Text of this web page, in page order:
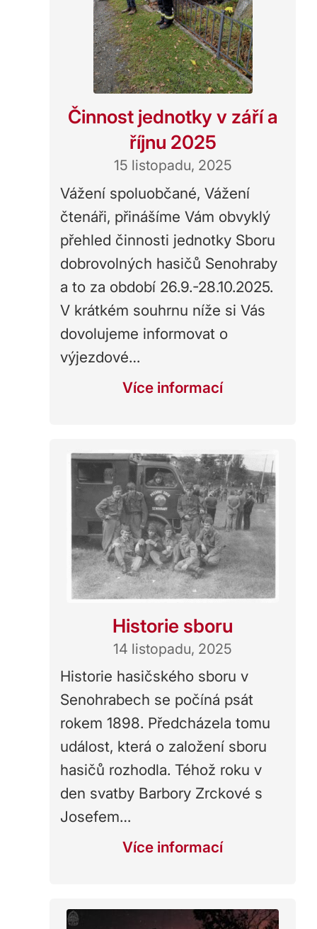
Činnost jednotky v září a
říjnu 2025
15 listopadu, 2025
Vážení spoluobčané, Vážení
čtenáři, přinášíme Vám obvyklý
přehled činnosti jednotky Sboru
dobrovolných hasičů Senohraby
a to za období 26.9.-28.10.2025.
V krátkém souhrnu níže si Vás
dovolujeme informovat o
výjezdové…
Více informací
Historie sboru
14 listopadu, 2025
Historie hasičského sboru v
Senohrabech se počíná psát
rokem 1898. Předcházela tomu
událost, která o založení sboru
hasičů rozhodla. Téhož roku v
den svatby Barbory Zrckové s
Josefem…
Více informací